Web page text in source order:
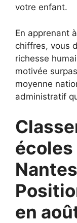
votre enfant.
En apprenant
chiffres, vous
richesse
motivée
moyenne
administratif
écoles
en